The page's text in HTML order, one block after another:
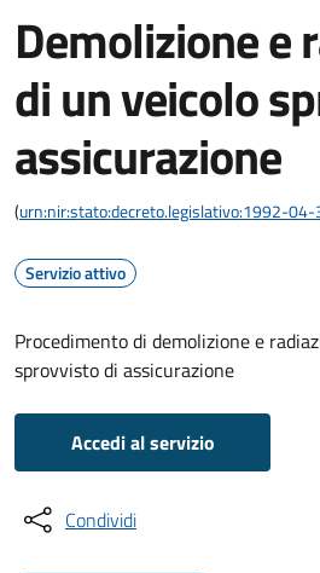
Demolizione e
di un veicolo
assicurazione
(urn:nir:stato:decreto.legislativo:1992-
Servizio attivo
Procedimento di demolizione e
sprovvisto di assicurazione
Accedi al servizio
Condividi